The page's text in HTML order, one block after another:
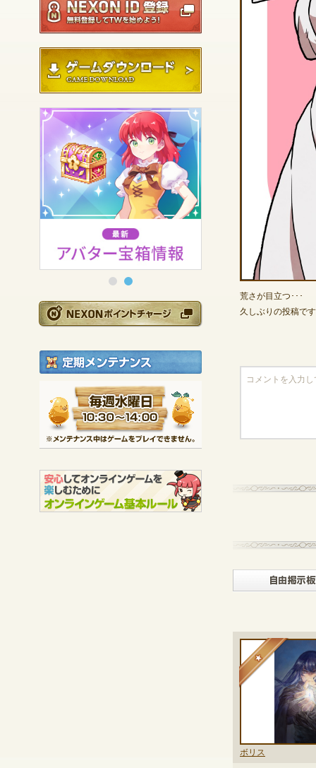
ゲームダウンロード
NEXONポイントチ
荒さが目立つ･･･
久しぶりの投稿です
ボリス